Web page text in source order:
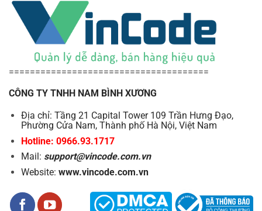
======================================
CÔNG TY TNHH NAM BÌNH XƯƠNG
Địa chỉ: Tầng 21 Capital Tower 109 Trần Hưng Đạo,
Phường Cửa Nam, Thành phố Hà Nội, Việt Nam
Hotline: 0966.93.1717
Mail: support@vincode.com.vn
Website: www.vincode.com.vn